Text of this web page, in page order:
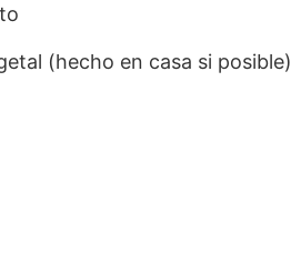
(hecho en casa si posible)